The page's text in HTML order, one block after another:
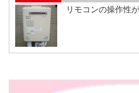
リモコンの操作性